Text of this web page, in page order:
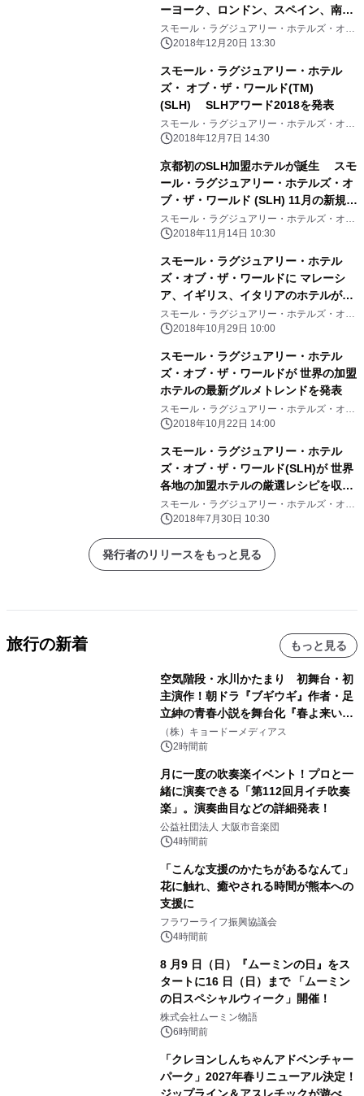
ーヨーク、ロンドン、スペイン、南仏
の 5つのホテルが新規加盟
スモール・ラグジュアリー・ホテルズ・オ
ブ・ザ・ワールド
2018年12月20日 13:30
スモール・ラグジュアリー・ホテル
ズ・ オブ・ザ・ワールド(TM)
(SLH) SLHアワード2018を発表
スモール・ラグジュアリー・ホテルズ・オ
ブ・ザ・ワールド
2018年12月7日 14:30
京都初のSLH加盟ホテルが誕生 スモ
ール・ラグジュアリー・ホテルズ・オ
ブ・ザ・ワールド (SLH) 11月の新規
加盟ホテルのご案内
スモール・ラグジュアリー・ホテルズ・オ
ブ・ザ・ワールド
2018年11月14日 10:30
スモール・ラグジュアリー・ホテル
ズ・オブ・ザ・ワールドに マレーシ
ア、イギリス、イタリアのホテルが新
規加盟
スモール・ラグジュアリー・ホテルズ・オ
ブ・ザ・ワールド
2018年10月29日 10:00
スモール・ラグジュアリー・ホテル
ズ・オブ・ザ・ワールドが 世界の加盟
ホテルの最新グルメトレンドを発表
スモール・ラグジュアリー・ホテルズ・オ
ブ・ザ・ワールド
2018年10月22日 14:00
スモール・ラグジュアリー・ホテル
ズ・オブ・ザ・ワールド(SLH)が 世界
各地の加盟ホテルの厳選レシピを収め
たクックブックを発売
スモール・ラグジュアリー・ホテルズ・オ
ブ・ザ・ワールド
2018年7月30日 10:30
発行者のリリースをもっと見る
旅行の新着 もっと見る
空気階段・水川かたまり 初舞台・初
主演作！朝ドラ『ブギウギ』作者・足
立紳の青春小説を舞台化『春よ来い、
マジで来い』キービジュアル解禁！
（株）キョードーメディアス
2時間前
月に一度の吹奏楽イベント！プロと一
緒に演奏できる「第112回月イチ吹奏
楽」。演奏曲目などの詳細発表！
公益社団法人 大阪市音楽団
4時間前
「こんな支援のかたちがあるなんて」
花に触れ、癒やされる時間が熊本への
支援に
フラワーライフ振興協議会
4時間前
8 月9 日（日）『ムーミンの日』をス
タートに16 日（日）まで 「ムーミン
の日スペシャルウィーク」開催！
株式会社ムーミン物語
6時間前
「クレヨンしんちゃんアドベンチャー
パーク」2027年春リニューアル決定！